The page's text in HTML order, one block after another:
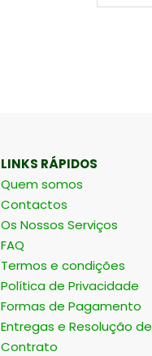
LINKS RÁPIDOS
Quem somos
Contactos
Os Nossos Serviços
FAQ
Termos e condições
Política de Privacidade
Formas de Pagamento
Entregas e Resolução de
Contrato